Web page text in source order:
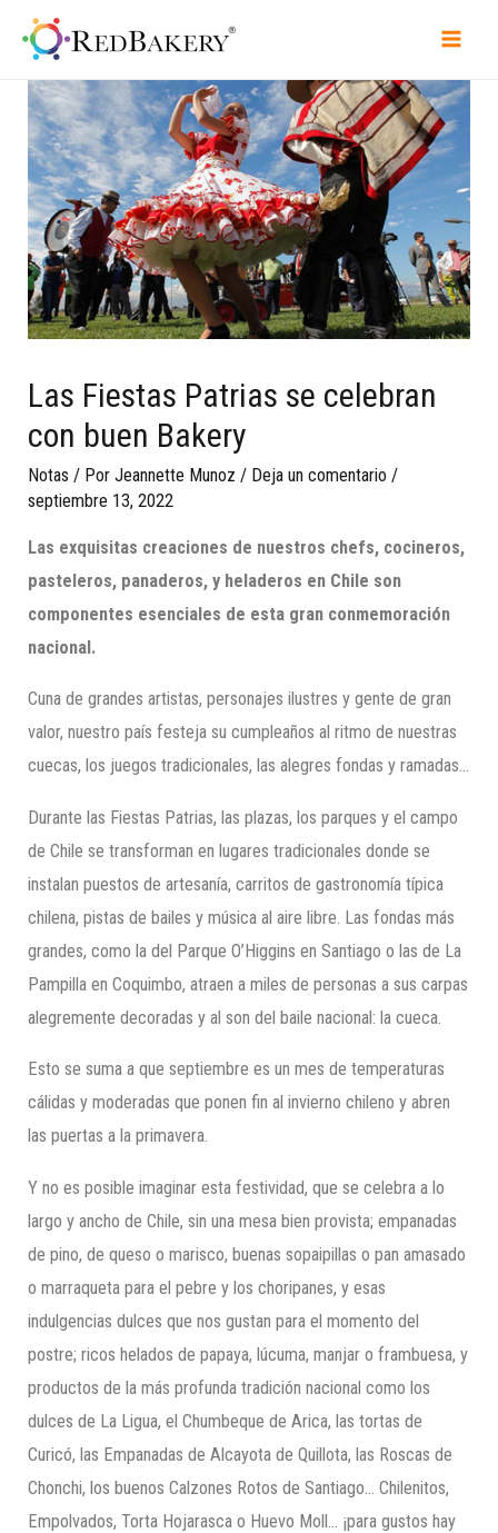
Las Fiestas Patrias se celebran
con buen Bakery
Notas / PorJeannette Munoz / Deja un comentario /
septiembre 13, 2022
Las exquisitas creaciones de nuestros chefs, cocineros,
pasteleros, panaderos, y heladeros en Chile son
componentes esenciales de esta gran conmemoración
nacional.
Cuna de grandes artistas, personajes ilustres y gente de gran
valor, nuestro país festeja su cumpleaños al ritmo de nuestras
cuecas, los juegos tradicionales, las alegres fondas y ramadas…
Durante las Fiestas Patrias, las plazas, los parques y el campo
de Chile se transforman en lugares tradicionales donde se
instalan puestos de artesanía, carritos de gastronomía típica
chilena, pistas de bailes y música al aire libre. Las fondas más
grandes, como la del Parque O’Higgins en Santiago o las de La
Pampilla en Coquimbo, atraen a miles de personas a sus carpas
alegremente decoradas y al son del baile nacional: la cueca.
Esto se suma a que septiembre es un mes de temperaturas
cálidas y moderadas que ponen fin al invierno chileno y abren
las puertas a la primavera.
Y no es posible imaginar esta festividad, que se celebra a lo
largo y ancho de Chile, sin una mesa bien provista; empanadas
de pino, de queso o marisco, buenas sopaipillas o pan amasado
o marraqueta para el pebre y los choripanes, y esas
indulgencias dulces que nos gustan para el momento del
postre; ricos helados de papaya, lúcuma, manjar o frambuesa, y
productos de la más profunda tradición nacional como los
dulces de La Ligua, el Chumbeque de Arica, las tortas de
Curicó, las Empanadas de Alcayota de Quillota, las Roscas de
Chonchi, los buenos Calzones Rotos de Santiago… Chilenitos,
Empolvados, Torta Hojarasca o Huevo Moll… ¡para gustos hay